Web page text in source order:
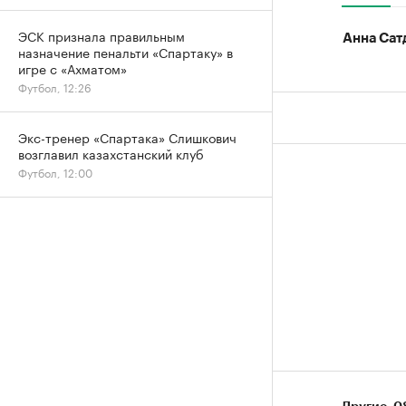
Анна
ЭСК признала правильным
назначение пенальти «Спартаку» в
игре с «Ахматом»
Футбол, 12:26
Экс-тренер «Спартака» Слишкович
возглавил казахстанский клуб
Футбол, 12:00